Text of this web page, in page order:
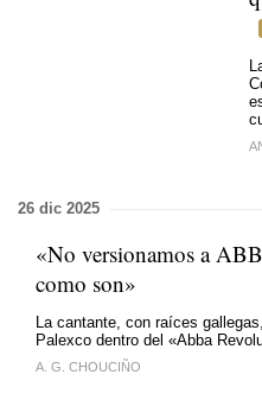
26 dic 2025
«No versionamos a
como son»
La cantante, con raíces
Palexco dentro del «Abba
A. G. CHOUCIÑO